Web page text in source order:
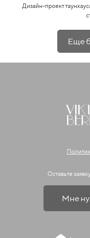
Дизайн-проект
Еще
Оставьте
Мне